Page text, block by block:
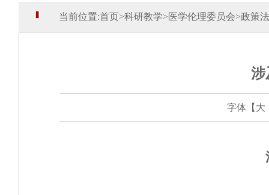
当前位置:首页>科研教学>医学伦理委员会>政策
涉
字体【 大